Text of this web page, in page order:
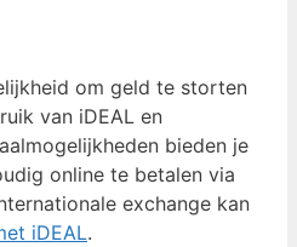
om geld te storten
van iDEAL en
bieden je
online te betalen via
exchange kan
iDEAL.